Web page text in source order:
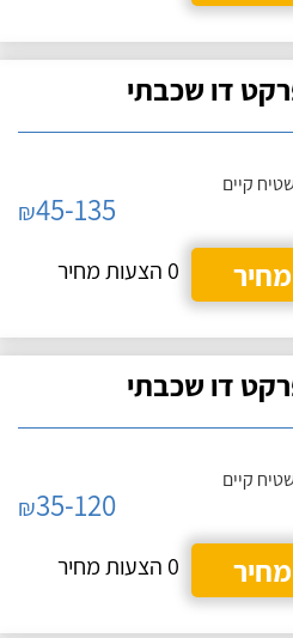
דו שכבתי
קיים
₪45-135
0 הצעות מחיר
דו שכבתי
קיים
₪35-120
0 הצעות מחיר